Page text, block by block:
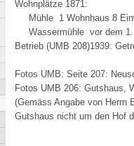
Wohnplätze 1871:
Mühle 1 Wohnhaus 8
Wassermühle vor dem 1.
Betrieb (UMB 208)1939:
Fotos UMB: Seite 207:
Fotos UMB 206: Gutshaus,
(Gemäss Angabe von Herrn
Gutshaus nicht um den Hof